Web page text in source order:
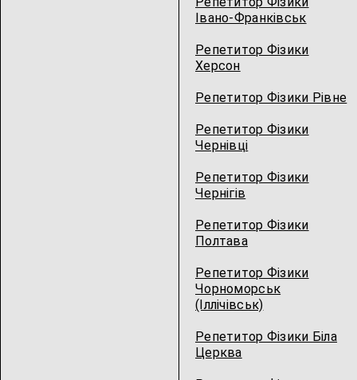
Івано-Франківськ
Репетитор Фізики
Херсон
Репетитор Фізики Рівне
Репетитор Фізики
Чернівці
Репетитор Фізики
Чернігів
Репетитор Фізики
Полтава
Репетитор Фізики
Чорноморськ
(Іллічівськ)
Репетитор Фізики Біла
Церква